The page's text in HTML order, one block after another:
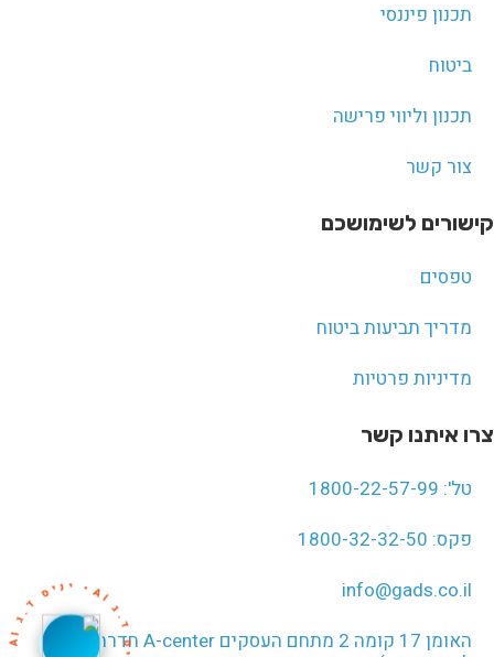
תכנון פיננסי
ביטוח
תכנון וליווי פרישה
צור קשר
קישורים לשימושכם
טפסים
מדריך תביעות ביטוח
מדיניות פרטיות
צרו איתנו קשר
טל': 1800-22-57-99
פקס: 1800-32-32-50
info@gads.co.il
האומן 17 קומה 2 מתחם העסקים A-center חדרה (לחץ
AI
ג
.
ד
ס
י
נ
י
•
A
I
.ד סי
•
A
I
ג
.
דסי
נ י•